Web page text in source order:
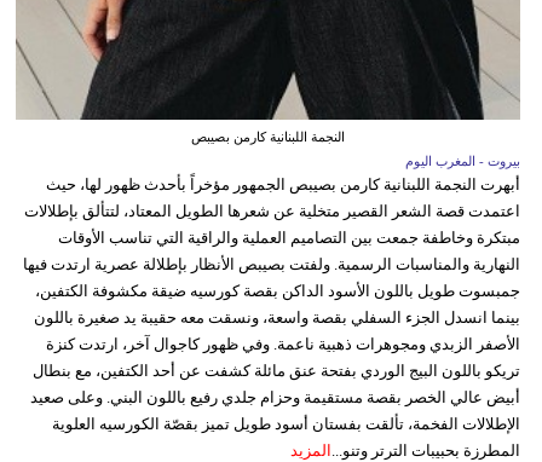
النجمة اللبنانية كارمن بصيبص
بيروت - المغرب اليوم
أبهرت النجمة اللبنانية كارمن بصيبص الجمهور مؤخراً بأحدث ظهور لها، حيث
اعتمدت قصة الشعر القصير متخلية عن شعرها الطويل المعتاد، لتتألق بإطلالات
مبتكرة وخاطفة جمعت بين التصاميم العملية والراقية التي تناسب الأوقات
النهارية والمناسبات الرسمية. ولفتت بصيبص الأنظار بإطلالة عصرية ارتدت فيها
جمبسوت طويل باللون الأسود الداكن بقصة كورسيه ضيقة مكشوفة الكتفين،
بينما انسدل الجزء السفلي بقصة واسعة، ونسقت معه حقيبة يد صغيرة باللون
الأصفر الزبدي ومجوهرات ذهبية ناعمة. وفي ظهور كاجوال آخر، ارتدت كنزة
تريكو باللون البيج الوردي بفتحة عنق مائلة كشفت عن أحد الكتفين، مع بنطال
أبيض عالي الخصر بقصة مستقيمة وحزام جلدي رفيع باللون البني. وعلى صعيد
الإطلالات الفخمة، تألقت بفستان أسود طويل تميز بقصّة الكورسيه العلوية
المطرزة بحبيبات الترتر وتنو... المزيد